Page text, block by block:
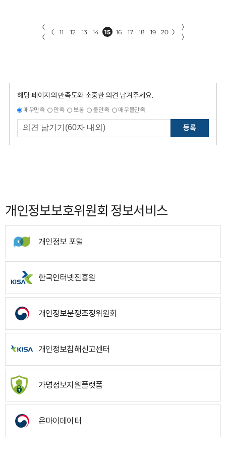
〈
〈
〈 11 12 13 14 15 16 17 18 19 20 〉
〉
〉
해당 페이지의 만족도와 소중한 의견 남겨주세요.
매우만족 만족 보통 불만족 매우불만족
등록
개인정보보호위원회 정보서비스
개인정보 포털
한국인터넷진흥원
개인정보분쟁조정위원회
개인정보침해신고센터
가명정보지원플랫폼
온마이데이터